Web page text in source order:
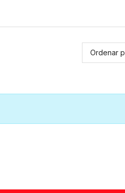
Ordenar